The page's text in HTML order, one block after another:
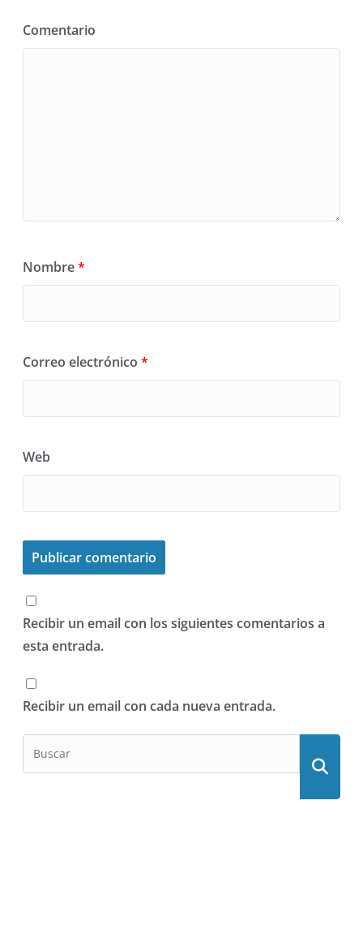
Comentario
Nombre*
Correo electrónico*
Web
Recibir un email con los siguientes comentarios a
esta entrada.
Recibir un email con cada nueva entrada.